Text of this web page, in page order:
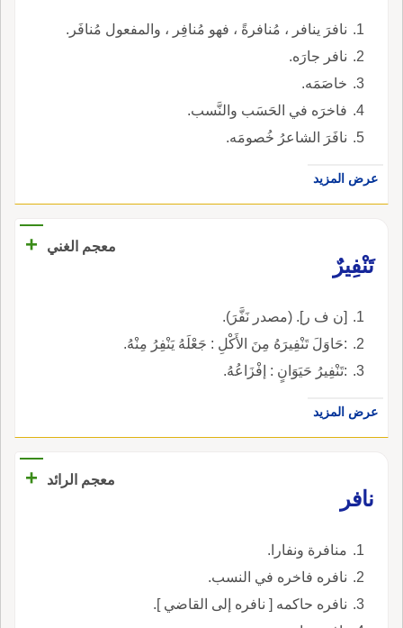
نافرَ ينافر ، مُنافرةً ، فهو مُنافِر ، والمفعول مُنافَر.
نافر جارَه.
خاصَمَه.
فاخرَه في الحَسَب والنَّسب.
نافَرَ الشاعرُ خُصومَه.
عرض المزيد
معجم الغني
+
تَنْفِيرٌ
[ن ف ر]. (مصدر نَفَّرَ).
:حَاوَلَ تَنْفِيرَهُ مِنَ الأَكْلِ : جَعْلَهُ يَنْفِرُ مِنْهُ.
:تَنْفِيرُ حَيَوَانٍ : إفْزَاعُهُ.
عرض المزيد
معجم الرائد
+
نافر
منافرة ونفارا.
نافره فاخره في النسب.
نافره حاكمه [ نافره إلى القاضي ].